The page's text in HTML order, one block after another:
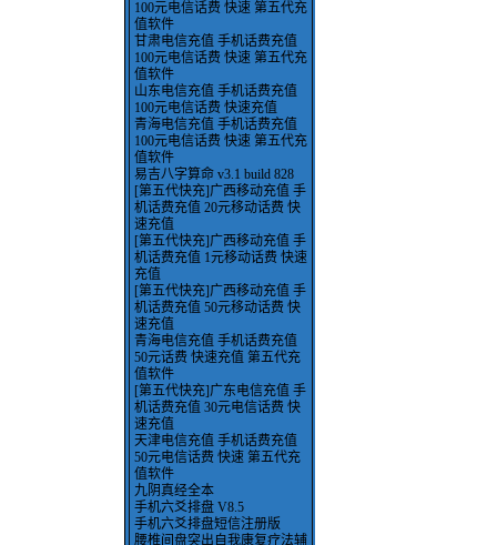
100元电信话费 快速 第五代充
值软件
甘肃电信充值 手机话费充值
100元电信话费 快速 第五代充
值软件
山东电信充值 手机话费充值
100元电信话费 快速充值
青海电信充值 手机话费充值
100元电信话费 快速 第五代充
值软件
易吉八字算命 v3.1 build 828
[第五代快充]广西移动充值 手
机话费充值 20元移动话费 快
速充值
[第五代快充]广西移动充值 手
机话费充值 1元移动话费 快速
充值
[第五代快充]广西移动充值 手
机话费充值 50元移动话费 快
速充值
青海电信充值 手机话费充值
50元话费 快速充值 第五代充
值软件
[第五代快充]广东电信充值 手
机话费充值 30元电信话费 快
速充值
天津电信充值 手机话费充值
50元电信话费 快速 第五代充
值软件
九阴真经全本
手机六爻排盘 V8.5
手机六爻排盘短信注册版
腰椎间盘突出自我康复疗法辅